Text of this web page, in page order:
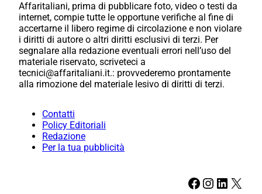
Affaritaliani, prima di pubblicare foto, video o testi da
internet, compie tutte le opportune verifiche al fine di
accertarne il libero regime di circolazione e non violare
i diritti di autore o altri diritti esclusivi di terzi. Per
segnalare alla redazione eventuali errori nell’uso del
materiale riservato, scriveteci a
tecnici@affaritaliani.it.: provvederemo prontamente
alla rimozione del materiale lesivo di diritti di terzi.
Contatti
Policy Editoriali
Redazione
Per la tua pubblicità
Facebook Instagram LinkedIn X